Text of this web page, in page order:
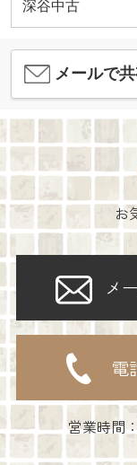
深谷中古
メールで
お
メ
電
営業時間